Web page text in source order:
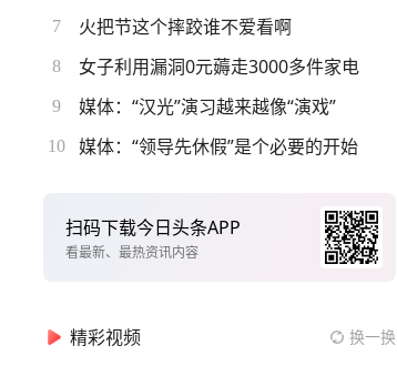
7 火把节这个摔跤谁不爱看啊
8 女子利用漏洞0元薅走3000多件家电
9 媒体：“汉光”演习越来越像“演戏”
10 媒体：“领导先休假”是个必要的开始
扫码下载今日头条APP
看最新、最热资讯内容
精彩视频 换一换